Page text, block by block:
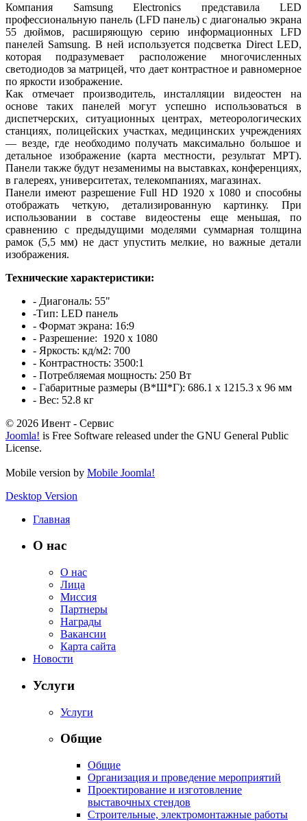
Компания Samsung Electronics представила LED
профессиональную панель (LFD панель) с диагональю экрана
55 дюймов, расширяющую серию информационных LFD
панелей Samsung. В ней используется подсветка Direct LED,
которая подразумевает расположение многочисленных
светодиодов за матрицей, что дает контрастное и равномерное
по яркости изображение.
Как отмечает производитель, инсталляции видеостен на
основе таких панелей могут успешно использоваться в
диспетчерских, ситуационных центрах, метеорологических
станциях, полицейских участках, медицинских учреждениях
— везде, где необходимо получать максимально большое и
детальное изображение (карта местности, результат МРТ).
Панели также будут незаменимы на выставках, конференциях,
в галереях, университетах, телекомпаниях, магазинах.
Панели имеют разрешение Full HD 1920 x 1080 и способны
отображать четкую, детализированную картинку. При
использовании в составе видеостены еще меньшая, по
сравнению с предыдущими моделями суммарная толщина
рамок (5,5 мм) не даст упустить мелкие, но важные детали
изображения.
Технические характеристики:
- Диагональ: 55"
-Тип: LED панель
- Формат экрана: 16:9
- Разрешение: 1920 x 1080
- Яркость: кд/м2: 700
- Контрастность: 3500:1
- Потребляемая мощность: 250 Вт
- Габаритные размеры (В*Ш*Г): 686.1 x 1215.3 x 96 мм
- Вес: 52.8 кг
© 2026 Ивент - Сервис
Joomla! is Free Software released under the GNU General Public
License.
Mobile version by Mobile Joomla!
Desktop Version
Главная
О нас
О нас
Лица
Миссия
Партнеры
Награды
Вакансии
Карта сайта
Новости
Услуги
Услуги
Общие
Общие
Организация и проведение мероприятий
Проектирование и изготовление
выставочных стендов
Строительные, электромонтажные работы